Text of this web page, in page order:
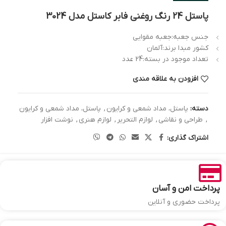
پاستل 24 رنگ روغنی فابر کاستل مدل 3024
جنس جعبه:جعبه مقوایی
کشور مبدا برند:آلمان
تعداد موجود در بسته:24 عدد
افزودن به علاقه مندی
دسته: پاستل، مداد شمعی و کرایون , پاستل، مداد شمعی و کرایون
, طراحی و نقاشی , لوازم التحریر , لوازم هنری , نوشت افزار
اشتراک گذاری:
پرداخت امن و آسان
پرداخت حضوری و آنلاین